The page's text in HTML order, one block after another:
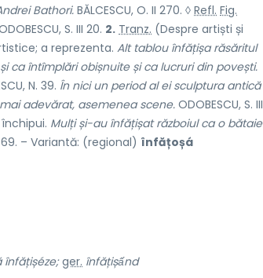
Bathori. BĂLCESCU, O. II 270. ◊ Refl. Fig.
S. III 20. 2. Tranz. (Despre artiști și
a reprezenta. Alt tablou înfățișa răsăritul
ca întîmplări obișnuite și ca lucruri din povești.
N. 39. În nici un period al ei sculptura antică
adevărat, asemenea scene. ODOBESCU, S. III
Mulți și-au înfățișat războiul ca o bătaie
69. – Variantă: (regional) înfățoșá
înfățișéze; ger. înfățișấnd